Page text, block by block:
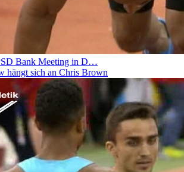
Bank Meeting in D…
hängt sich an Chris Brown